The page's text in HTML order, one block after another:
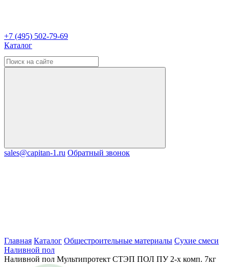
+7 (495) 502-79-69
Каталог
sales@capitan-1.ru Обратный звонок
Главная Каталог Общестроительные материалы Сухие смеси
Наливной пол
Наливной пол Мультипротект СТЭП ПОЛ ПУ 2-х комп. 7кг